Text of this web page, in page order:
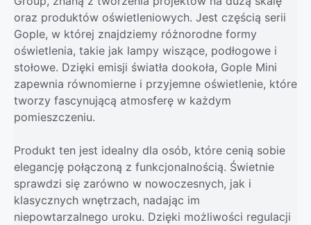
oraz produktów oświetleniowych. Jest częścią serii
Gople, w której znajdziemy różnorodne formy
oświetlenia, takie jak lampy wiszące, podłogowe i
stołowe. Dzięki emisji światła dookoła, Gople Mini
zapewnia równomierne i przyjemne oświetlenie, które
tworzy fascynującą atmosferę w każdym
pomieszczeniu.
Produkt ten jest idealny dla osób, które cenią sobie
elegancję połączoną z funkcjonalnością. Świetnie
sprawdzi się zarówno w nowoczesnych, jak i
klasycznych wnętrzach, nadając im
niepowtarzalnego uroku. Dzięki możliwości regulacji